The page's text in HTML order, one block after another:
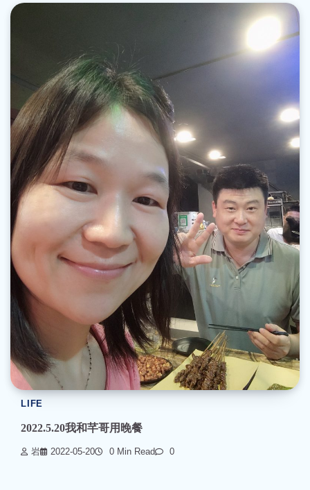
LIFE
2022.5.20我和芊哥用晚餐
岩 2022-05-20 0 Min Read 0